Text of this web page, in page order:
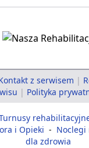
z serwisem |
| Polityka
i Opieki - Noclegi
dla zdrowia